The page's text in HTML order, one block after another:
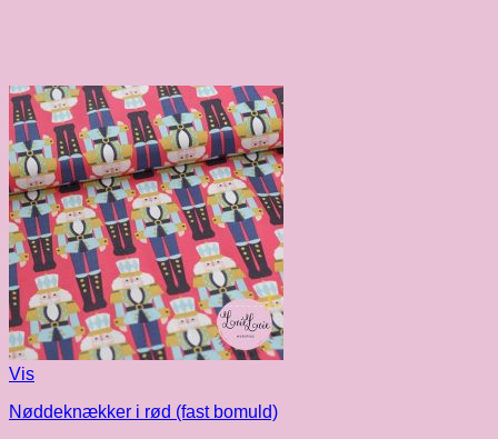
Vis
Nøddeknækker i rød (fast bomuld)